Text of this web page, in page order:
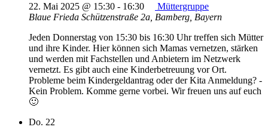
22. Mai 2025 @ 15:30 - 16:30
Müttergruppe
Blaue Frieda Schützenstraße 2a, Bamberg, Bayern
Jeden Donnerstag von 15:30 bis 16:30 Uhr treffen sich Mütter
und ihre Kinder. Hier können sich Mamas vernetzen, stärken
und werden mit Fachstellen und Anbietern im Netzwerk
vernetzt. Es gibt auch eine Kinderbetreuung vor Ort.
Probleme beim Kindergeldantrag oder der Kita Anmeldung? -
Kein Problem. Komme gerne vorbei. Wir freuen uns auf euch
🙂
Do. 22